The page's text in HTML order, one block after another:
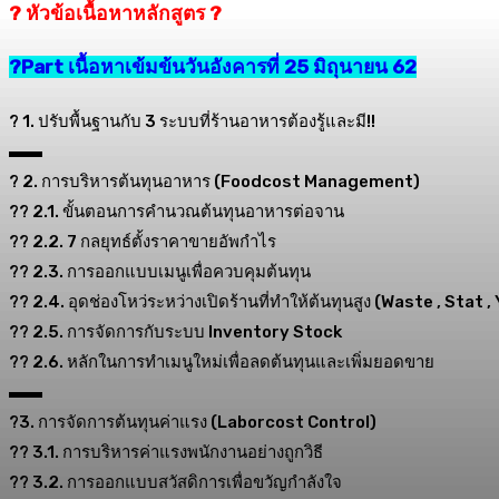
? หัวข้อเนื้อหาหลักสูตร ?
?Part เนื้อหาเข้มข้นวันอังคารที่ 25 มิถุนายน 62
? 1. ปรับพื้นฐานกับ 3 ระบบที่ร้านอาหารต้องรู้และมี!!
▬▬
? 2. การบริหารต้นทุนอาหาร (Foodcost Management)
?? 2.1. ขั้นตอนการคำนวณต้นทุนอาหารต่อจาน
?? 2.2. 7 กลยุทธ์ตั้งราคาขายอัพกำไร
?? 2.3. การออกแบบเมนูเพื่อควบคุมต้นทุน
?? 2.4. อุดช่องโหว่ระหว่างเปิดร้านที่ทำให้ต้นทุนสูง (Waste , Stat ,
?? 2.5. การจัดการกับระบบ Inventory Stock
?? 2.6. หลักในการทำเมนูใหม่เพื่อลดต้นทุนและเพิ่มยอดขาย
▬▬
?3. การจัดการต้นทุนค่าแรง (Laborcost Control)
?? 3.1. การบริหารค่าแรงพนักงานอย่างถูกวิธี
?? 3.2. การออกแบบสวัสดิการเพื่อขวัญกำลังใจ